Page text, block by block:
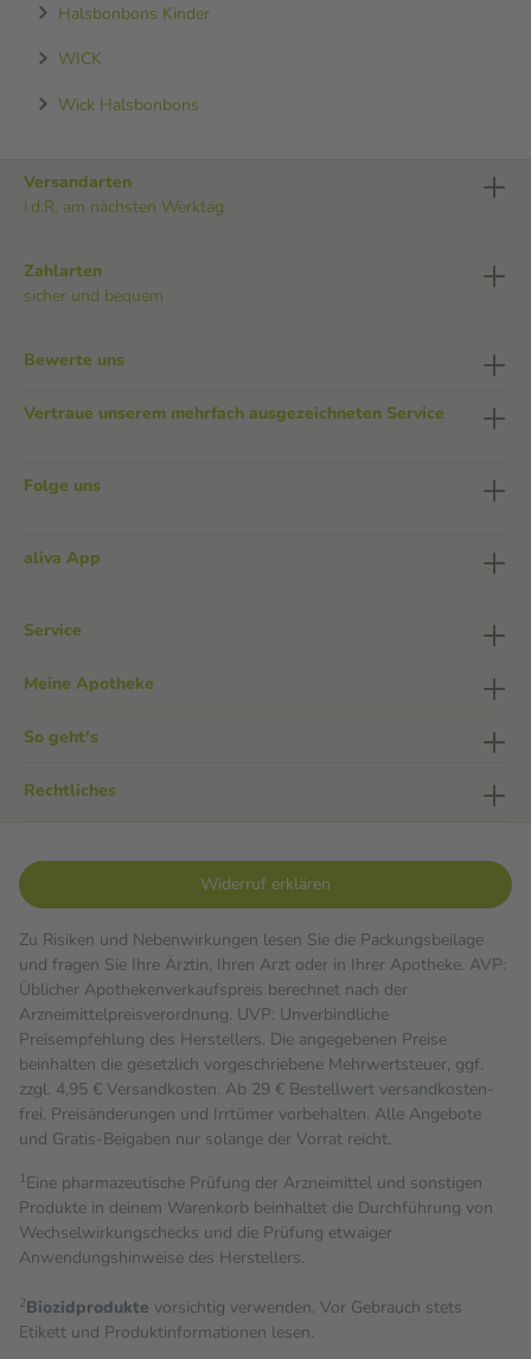
Halsbonbons Kinder
WICK
Wick Halsbonbons
Versandarten
i.d.R. am nächsten Werktag
Zahlarten
sicher und bequem
Bewerte uns
Vertraue unserem mehrfach ausgezeichneten Service
Folge uns
aliva App
Service
Meine Apotheke
So geht's
Rechtliches
Widerruf erklären
Zu Risiken und Nebenwirkungen lesen Sie die Packungsbeilage
und fragen Sie Ihre Ärztin, Ihren Arzt oder in Ihrer Apotheke. AVP:
Üblicher Apothekenverkaufspreis berechnet nach der
Arzneimittelpreisverordnung. UVP: Unverbindliche
Preisempfehlung des Herstellers. Die angegebenen Preise
beinhalten die gesetzlich vorgeschriebene Mehrwertsteuer, ggf.
zzgl. 4,95 € Versandkosten. Ab 29 € Bestell­wert versand­kosten­
frei. Preisänderungen und Irrtümer vorbehalten. Alle Angebote
und Gratis-Beigaben nur solange der Vorrat reicht.
1Eine pharmazeutische Prüfung der Arzneimittel und sonstigen
Produkte in deinem Warenkorb beinhaltet die Durchführung von
Wechselwirkungschecks und die Prüfung etwaiger
Anwendungshinweise des Herstellers.
2Biozidprodukte vorsichtig verwenden. Vor Gebrauch stets
Etikett und Produktinformationen lesen.